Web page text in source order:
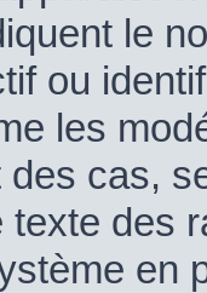
le
ou
les
cas,
texte des
en